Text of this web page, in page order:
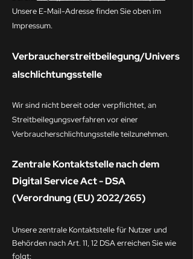
Unsere E-Mail-Adresse finden Sie oben im
Impressum.
Verbraucherstreitbeilegung/Univers
alschlichtungsstelle
Wir sind nicht bereit oder verpflichtet, an
Streitbeilegungsverfahren vor einer
Verbraucherschlichtungsstelle teilzunehmen.
Zentrale Kontaktstelle nach dem
Digital Service Act - DSA
(Verordnung (EU) 2022/265)
Unsere zentrale Kontaktstelle für Nutzer und
Behörden nach Art. 11, 12 DSA erreichen Sie wie
folgt: